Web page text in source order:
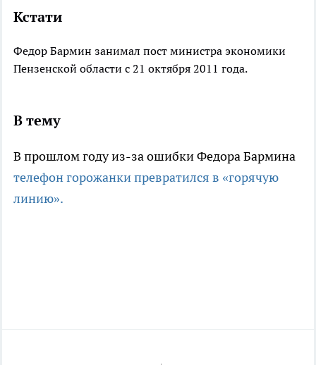
Кстати
Федор Бармин занимал пост министра экономики
Пензенской области с 21 октября 2011 года.
В тему
В прошлом году из-за ошибки Федора Бармина
телефон горожанки превратился в «горячую
линию».